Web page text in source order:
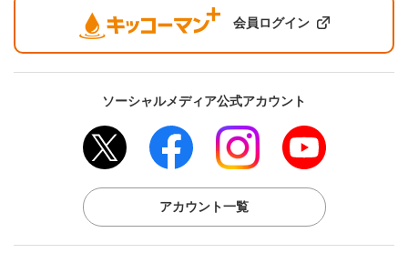
会員ログイン
ソーシャルメディア公式アカウント
アカウント一覧